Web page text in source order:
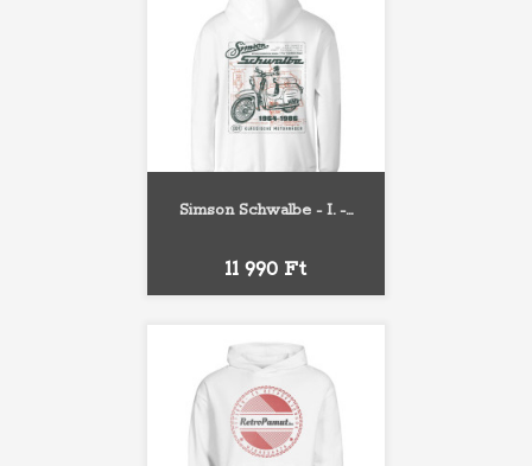
Simson Schwalbe - I. -...
Ár
11 990 Ft